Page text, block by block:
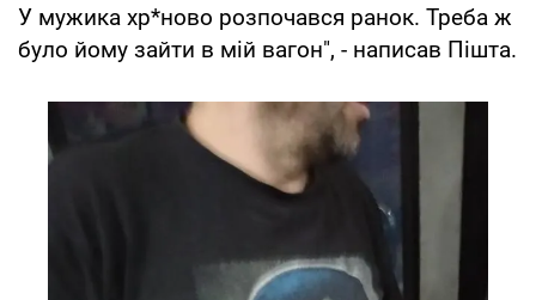
У мужика хр*ново розпочався ранок. Треба ж
було йому зайти в мій вагон", - написав Пішта.